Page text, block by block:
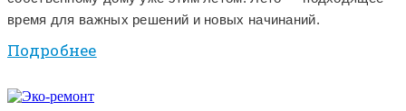
время для важных решений и новых начинаний.
Подробнее